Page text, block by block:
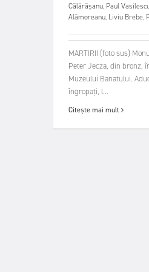
Călărăşanu, Paul
Alămoreanu, Liviu Brebe,
MARTIRII (foto sus)
Peter Jecza, din bronz,
Muzeului Banatului.
îngropaţi, l...
Citește mai mult